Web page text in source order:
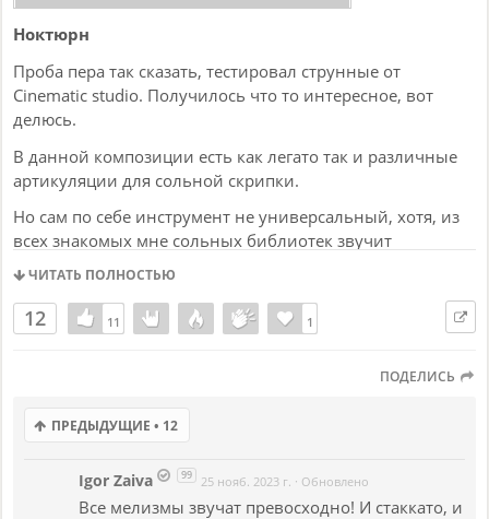
Ноктюрн
Проба пера так сказать, тестировал струнные от
Cinematic studio. Получилось что то интересное, вот
делюсь.
В данной композиции есть как легато так и различные
артикуляции для сольной скрипки.
Но сам по себе инструмент не универсальный, хотя, из
всех знакомых мне сольных библиотек звучит
максимально реалистично.
Если подобное интересно, пишите, комментируйте)
ЧИТАТЬ ПОЛНОСТЬЮ
12 11
11 11
ПОДЕЛИСЬ
ПРЕДЫДУЩИЕ • 12
Igor Zaiva 99 25 нояб. 2023 г. · Обновлено
Все мелизмы звучат превосходно! И стаккато, и